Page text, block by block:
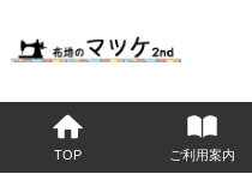
TOP ご利用案内